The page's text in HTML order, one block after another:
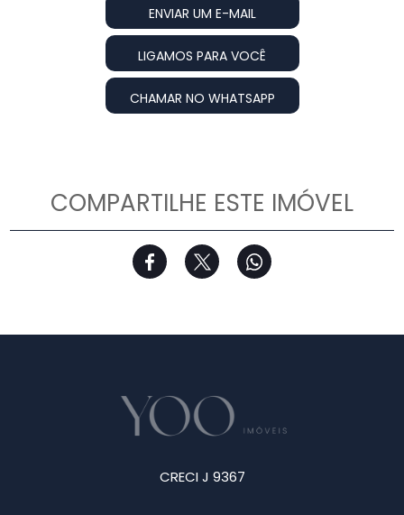
ENVIAR UM E-MAIL
LIGAMOS PARA VOCÊ
CHAMAR NO WHATSAPP
COMPARTILHE ESTE IMÓVEL
CRECI J 9367